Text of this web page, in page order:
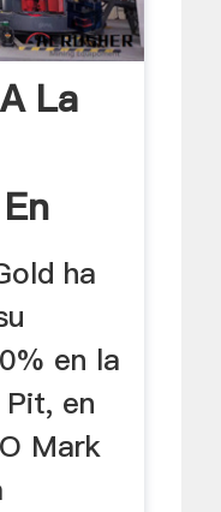
La
...ha
en la
en
Mark